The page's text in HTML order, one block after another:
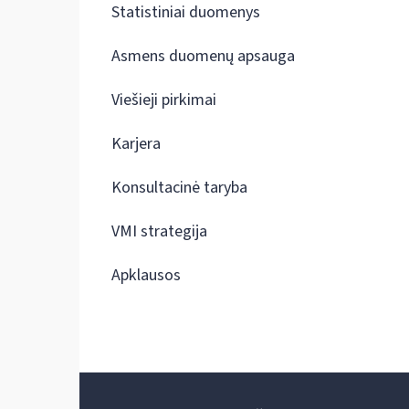
Statistiniai duomenys
Asmens duomenų apsauga
Viešieji pirkimai
Karjera
Konsultacinė taryba
VMI strategija
Apklausos